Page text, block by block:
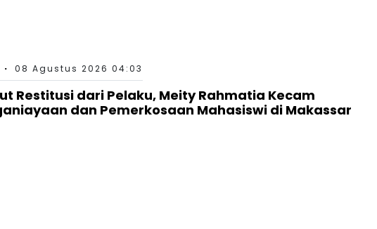
08 Agustus 2026 04:03
Restitusi dari Pelaku, Meity Rahmatia Kecam
dan Pemerkosaan Mahasiswi di Makassar